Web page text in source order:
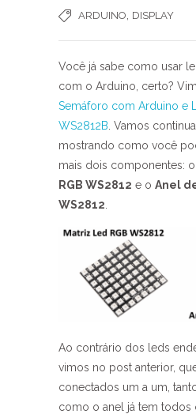
ARDUINO DISPLAY
Você já sabe como usar
com o Arduino, certo?
Semáforo com Arduino e
WS2812B . Vamos
mostrando como você
mais dois componentes: o
RGB WS2812 e o Anel
WS2812
Ao contrário dos leds
vimos no post anterior,
conectados um a um,
como o anel já tem todos